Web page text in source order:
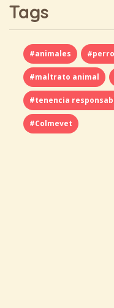
Tags
#animales
#maltrato animal
#tenencia
#Colmevet